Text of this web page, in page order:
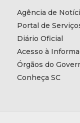
Agência de
Portal de
Diário Oficial
Acesso à
Órgãos do
Conheça SC